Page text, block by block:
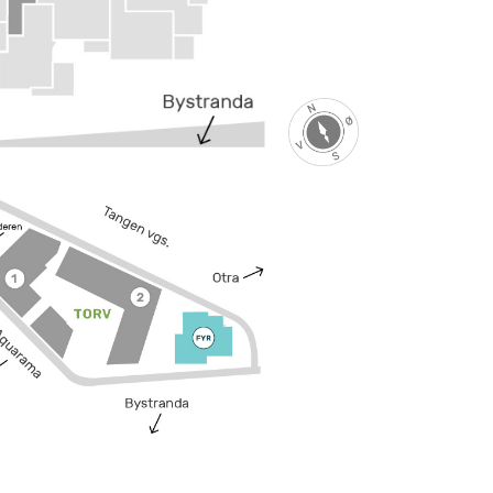
bilder fra leilighet
bilder fra leilighet
bilder fra leilighet
bilder fra leilighet
bilder fra leilighet
bilder fra leilighet
bilder fra leilighet
bilder fra leilighet